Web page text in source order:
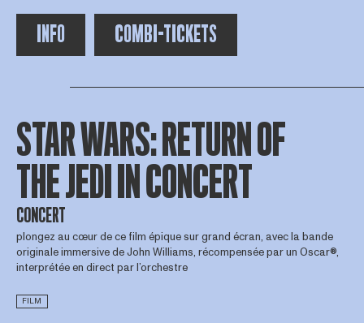
INFO COMBI-TICKETS
STAR WARS: RETURN OF
THE JEDI IN CONCERT
CONCERT
plongez au cœur de ce film épique sur grand écran, avec la bande
originale immersive de John Williams, récompensée par un Oscar®,
interprétée en direct par l’orchestre
FILM